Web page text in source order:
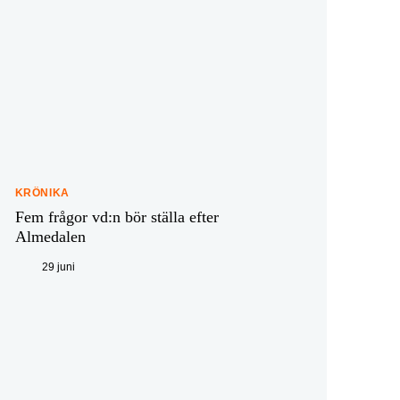
KRÖNIKA
Fem frågor vd:n bör ställa efter
Almedalen
29 juni